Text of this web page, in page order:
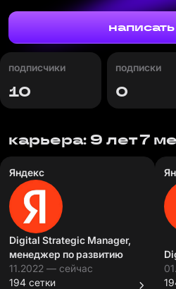
написать
подписчики
10
подписки
0
карьера: 9 лет 7
Яндекс
Digital Strategic Manager,
менеджер по развитию
11.2022 — сейчас
194 сетки